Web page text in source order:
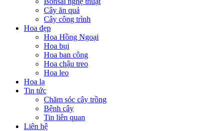
Cây ăn quả
Cây công trình
Hoa đẹp
Hoa Hồng Ngoại
Hoa bụi
Hoa ban công
Hoa chậu treo
Hoa leo
Hoa lạ
Tin tức
Chăm sóc cây trồng
Bệnh cây
Tin liên quan
Liên hệ